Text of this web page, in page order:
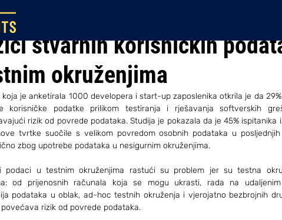
stvarnih korisničkih
okruženjima
koja je anketirala 1000 developera i start-up zaposlenika otkrila je da
korisničke podatke prilikom testiranja i rješavanja softverskih
rizik od povrede podataka. Studija je pokazala da je 45% ispitanika
tvrtke suočile s velikom povredom osobnih podataka u
zbog upotrebe podataka u nesigurnim okruženjima.
podaci u testnim okruženjima rastući su problem jer su testna
od prijenosnih računala koja se mogu ukrasti, rada na udaljenim
podataka u oblak, ad-hoc testnih okruženja i vjerojatno bezbrojnih
rizik od povrede podataka.